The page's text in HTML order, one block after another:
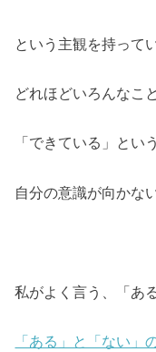
という主観を持って
どれほどいろんなこ
「できている」とい
自分の意識が向かな
私がよく言う、「あ
「ある」と「ない」